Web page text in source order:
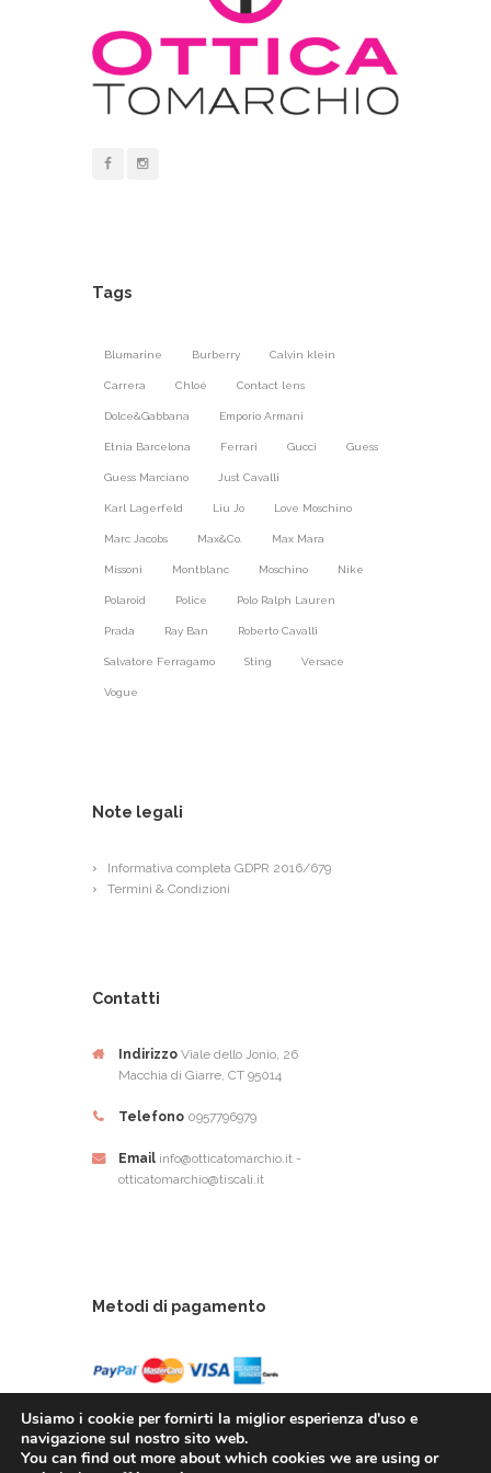
Tags
Blumarine Burberry Calvin klein
Carrera Chloé Contact lens
Dolce&Gabbana Emporio Armani
Etnia Barcelona Ferrari Gucci Guess
Guess Marciano Just Cavalli
Karl Lagerfeld Liu Jo Love Moschino
Marc Jacobs Max&Co. Max Mara
Missoni Montblanc Moschino Nike
Polaroid Police Polo Ralph Lauren
Prada Ray Ban Roberto Cavalli
Salvatore Ferragamo Sting Versace
Vogue
Note legali
Informativa completa GDPR 2016/679
Termini & Condizioni
Contatti
Indirizzo Viale dello Jonio, 26
Macchia di Giarre, CT 95014
Telefono 0957796979
Email info@otticatomarchio.it -
otticatomarchio@tiscali.it
Metodi di pagamento
Usiamo i cookie per fornirti la miglior esperienza d'uso e
navigazione sul nostro sito web.
You can find out more about which cookies we are using or